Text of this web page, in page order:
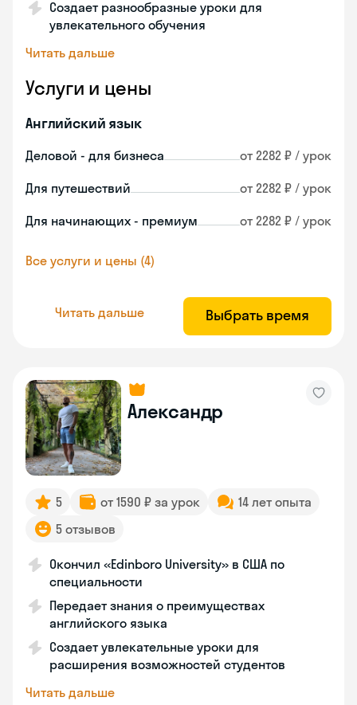
Создает разнообразные уроки для
увлекательного обучения
Читать дальше
Услуги и цены
Английский язык
Деловой - для бизнеса от 2282 ₽ / урок
Для путешествий от 2282 ₽ / урок
Для начинающих - премиум от 2282 ₽ / урок
Все услуги и цены (4)
Читать дальше Выбрать время
Александр
5 от 1590 ₽ за урок
14 лет опыта
5 отзывов
Окончил «Edinboro University» в США по
специальности
Передает знания о преимуществах
английского языка
Создает увлекательные уроки для
расширения возможностей студентов
Читать дальше